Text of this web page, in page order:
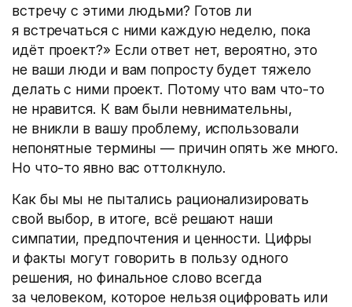
встречу с этими людьми? Готов ли
я встречаться с ними каждую неделю, пока
идёт проект?» Если ответ нет, вероятно, это
не ваши люди и вам попросту будет тяжело
делать с ними проект. Потому что вам что-то
не нравится. К вам были невнимательны,
не вникли в вашу проблему, использовали
непонятные термины — причин опять же много.
Но что-то явно вас оттолкнуло.
Как бы мы не пытались рационализировать
свой выбор, в итоге, всё решают наши
симпатии, предпочтения и ценности. Цифры
и факты могут говорить в пользу одного
решения, но финальное слово всегда
за человеком, которое нельзя оцифровать или